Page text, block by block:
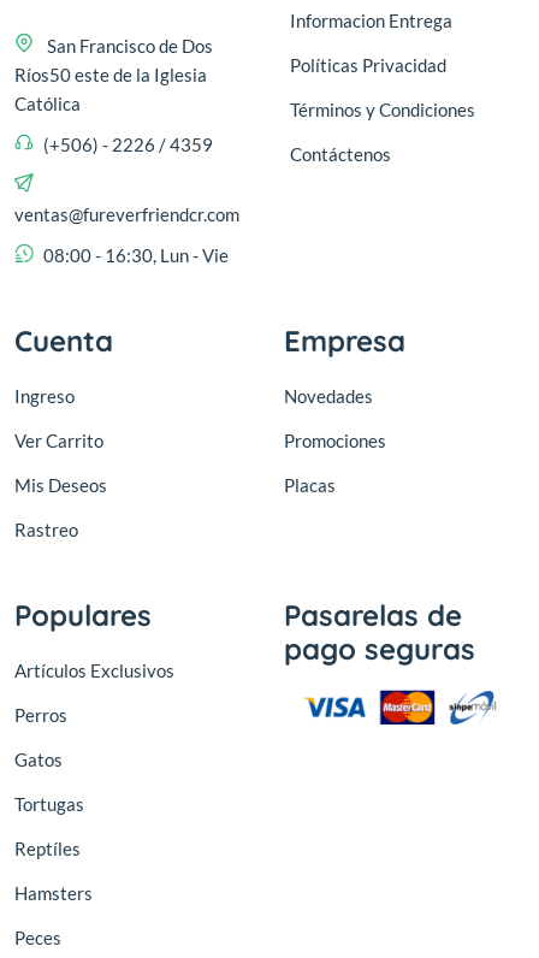
San Francisco de Dos
Ríos50 este de la Iglesia
Católica
(+506) - 2226 / 4359
ventas@fureverfriendcr.com
08:00 - 16:30, Lun - Vie
Informacion Entrega
Políticas Privacidad
Términos y Condiciones
Contáctenos
Cuenta
Ingreso
Ver Carrito
Mis Deseos
Rastreo
Empresa
Novedades
Promociones
Placas
Populares
Artículos Exclusivos
Perros
Gatos
Tortugas
Reptíles
Hamsters
Peces
Pasarelas de
pago seguras